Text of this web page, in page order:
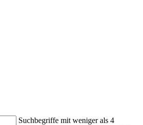
Suchbegriffe mit weniger als 4